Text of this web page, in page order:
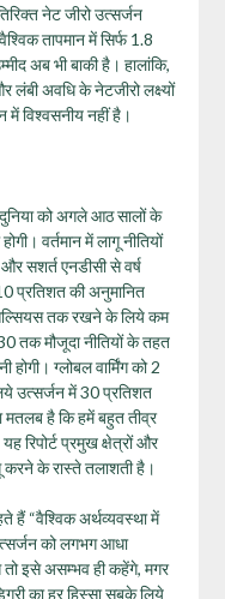
नेट जीरो उत्‍सर्जन
तापमान में सिर्फ 1.8
अब भी बाकी है। हालांकि,
लंबी अवधि के नेटजीरो लक्ष्यों
में विश्वसनीय नहीं है।
को अगले आठ सालों के
वर्तमान में लागू नीतियों
सशर्त एनडीसी से वर्ष
प्रतिशत की अनुमानित
सेल्सियस तक रखने के लिये कम
तक मौजूदा नीतियों के तहत
ग्‍लोबल वार्मिंग को 2
उत्‍सर्जन में 30 प्रतिशत
है कि हमें बहुत तीव्र
प्रमुख क्षेत्रों और
करने के रास्‍ते तलाशती है।
हैं “वैश्विक अर्थव्‍यवस्‍था में
को लगभग आधा
इसे असम्‍भव ही कहेंगे, मगर
का हर हिस्‍सा सबके लिये